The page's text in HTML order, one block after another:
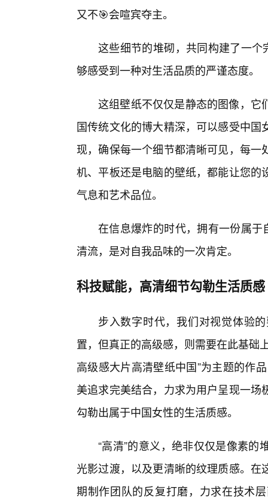
又不🎯会喧宾夺主。
这些细节的堆砌，共同构建了一个
够感受到一种对生活品质的严谨态度。
这组壁纸不仅仅是静态的图像，它
国传统文化的博大精深，可以感受中
现，确保每一个细节都清晰可见，每
机、平板还是电脑的壁纸，都能让您
气息和艺术品位。
在信息爆炸的时代，拥有一份属于
清流，是对自我品味的一次肯定。
科技赋能，高清细节勾勒生活质感
步入数字时代，我们对视觉体验
置，但真正的高级感，则需要在此基础
高级感大片高清壁纸中国”为主题的作
美追求完美结合，力求为用户呈现一
勾勒出属于中国女性的生活质感。
“高清”的意义，绝非仅仅是像素
光影过渡，以及更清晰的纹理质感。
期制作团队的反复打磨，力求在技术